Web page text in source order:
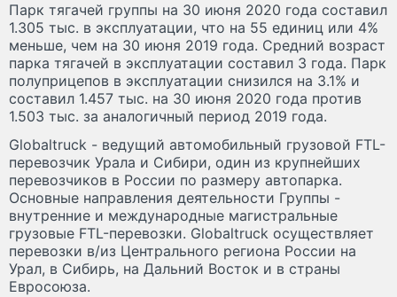
Парк тягачей группы на 30 июня 2020 года составил
1.305 тыс. в эксплуатации, что на 55 единиц или 4%
меньше, чем на 30 июня 2019 года. Средний возраст
парка тягачей в эксплуатации составил 3 года. Парк
полуприцепов в эксплуатации снизился на 3.1% и
составил 1.457 тыс. на 30 июня 2020 года против
1.503 тыс. за аналогичный период 2019 года.
Globaltruck - ведущий автомобильный грузовой FTL-
перевозчик Урала и Сибири, один из крупнейших
перевозчиков в России по размеру автопарка.
Основные направления деятельности Группы -
внутренние и международные магистральные
грузовые FTL-перевозки. Globaltruck осуществляет
перевозки в/из Центрального региона России на
Урал, в Сибирь, на Дальний Восток и в страны
Евросоюза.